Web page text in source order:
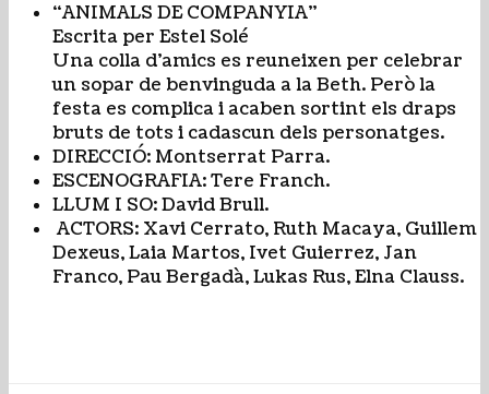
“ANIMALS DE COMPANYIA”
Escrita per Estel Solé
Una colla d’amics es reuneixen per celebrar
un sopar de benvinguda a la Beth. Però la
festa es complica i acaben sortint els draps
bruts de tots i cadascun dels personatges.
DIRECCIÓ: Montserrat Parra.
ESCENOGRAFIA: Tere Franch.
LLUM I SO: David Brull.
ACTORS: Xavi Cerrato, Ruth Macaya, Guillem
Dexeus, Laia Martos, Ivet Guierrez, Jan
Franco, Pau Bergadà, Lukas Rus, Elna Clauss.